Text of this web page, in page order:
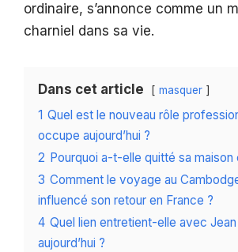
ordinaire, s’annonce comme un
charniel dans sa vie.
Dans cet article masquer
1 Quel est le nouveau rôle
occupe aujourd’hui ?
2 Pourquoi a-t-elle quitté sa maison
3 Comment le voyage au
influencé son retour en France ?
4 Quel lien entretient-elle avec Jean
aujourd’hui ?